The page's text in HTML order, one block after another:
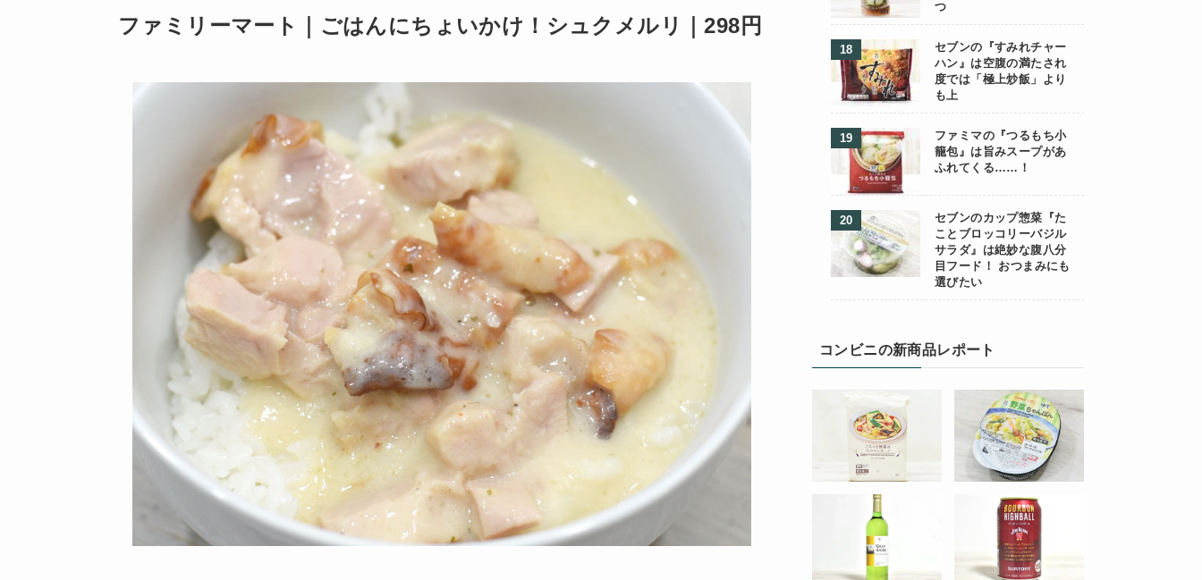
ファミリーマート｜ごはんにちょいかけ！シュクメルリ｜298円
つ
セブンの『すみれチャー
ハン』は空腹の満たされ
度では「極上炒飯」より
も上
ファミマの『つるもち小
籠包』は旨みスープがあ
ふれてくる……！
セブンのカップ惣菜『た
ことブロッコリーバジル
サラダ』は絶妙な腹八分
目フード！ おつまみにも
選びたい
コンビニの新商品レポート